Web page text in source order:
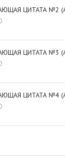
ЦИТАТА №2
ЦИТАТА №3
ЦИТАТА №4